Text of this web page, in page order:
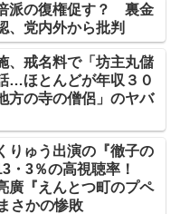
派の復権促す？ 裏金
、党内外から批判
、戒名料で「坊主丸儲
…ほとんどが年収３０
方の寺の僧侶」のヤバ
りゅう出演の『徹子の
・3％の高視聴率！
廣『えんとつ町のプペ
さかの惨敗